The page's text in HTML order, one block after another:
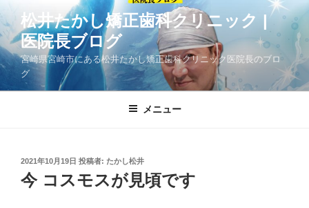
ン
テ
ン
ツ
へ
松井たかし矯正歯科クリニック |
医院長ブログ
宮崎県宮崎市にある松井たかし矯正歯科クリニック医院長のブロ
グ
メニュー
投
稿
日:
2021年10月19日 投稿者: たかし松井
今 コスモスが見頃です